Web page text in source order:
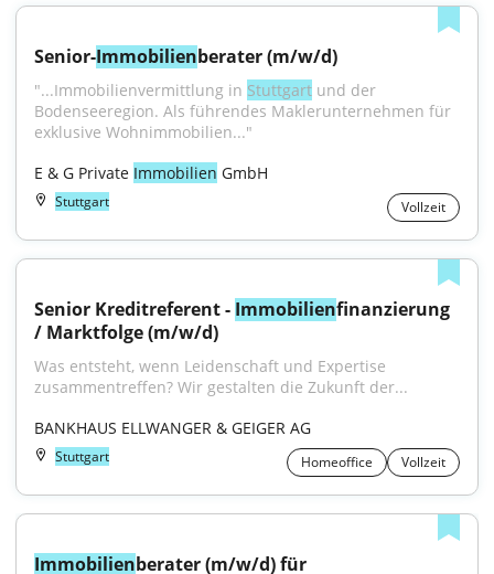
Senior-Immobilienberater (m/w/d)
"...Immobilienvermittlung in Stuttgart und der
Bodenseeregion. Als führendes Maklerunternehmen für
exklusive Wohnimmobi­lien..."
E & G Private Immobilien GmbH
Stuttgart Vollzeit
Senior Kreditreferent - Immobilienfinanzierung
/ Marktfolge (m/w/d)
Was entsteht, wenn Leidenschaft und Expertise
zusammentreffen? Wir gestalten die Zukunft der...
BANKHAUS ELLWANGER & GEIGER AG
Stuttgart Homeoffice Vollzeit
Immobilienberater (m/w/d) für